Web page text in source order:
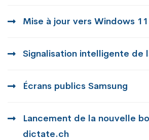
Mise à jour vers Windows 11
Signalisation intelligente de
Écrans publics Samsung
Lancement de la nouvelle
dictate.ch